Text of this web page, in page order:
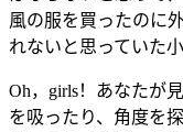
風の服を買ったのに
れないと思っていた
Oh，girls！あなたが
を吸ったり、角度を